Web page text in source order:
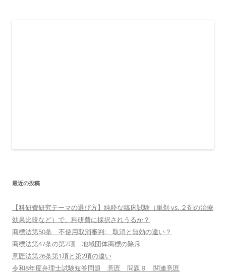
最近の投稿
【科研費研究テーマの選び方】純粋な臨床試験（単剤 vs. ２剤の治療
効果比較など）で、科研費に採択されうるか？
商標法第50条 不使用取消審判: 取消と無効の違い？
商標法第47条の第2項 地域団体商標の除斥
意匠法第26条第1項と第2項の違い
令和8年度弁理士試験短答問題 意匠 問題９ 関連意匠